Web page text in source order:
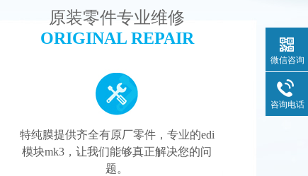
原装零件专业维修
ORIGINAL REPAIR
特纯膜提供齐全有原厂零件，专业的edi
模块mk3，让我们能够真正解决您的问
题。
微信咨询
咨询电话